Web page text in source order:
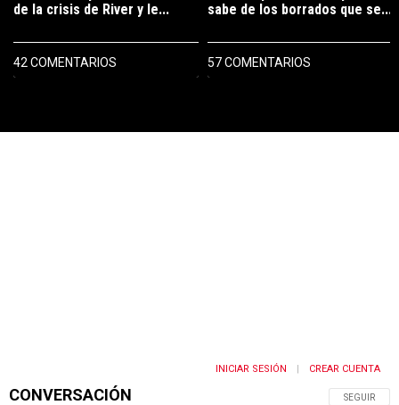
de la crisis de River y le...
42 COMENTARIOS
sabe de los borrados que se...
57 COMENTARIOS
CONVERSACIÓN SIGA ESTA
SEGUIR
INICIAR SESIÓN CREAR CUENTA